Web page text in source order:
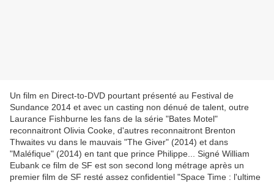
Un film en Direct-to-DVD pourtant présenté au Festival de
Sundance 2014 et avec un casting non dénué de talent, outre
Laurance Fishburne les fans de la série "Bates Motel"
reconnaitront Olivia Cooke, d'autres reconnaitront Brenton
Thwaites vu dans le mauvais "The Giver" (2014) et dans
"Maléfique" (2014) en tant que prince Philippe... Signé William
Eubank ce film de SF est son second long métrage après un
premier film de SF resté assez confidentiel "Space Time : l'ultime